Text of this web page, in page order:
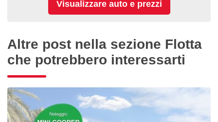
Altre post nella sezione Flotta
che potrebbero interessarti